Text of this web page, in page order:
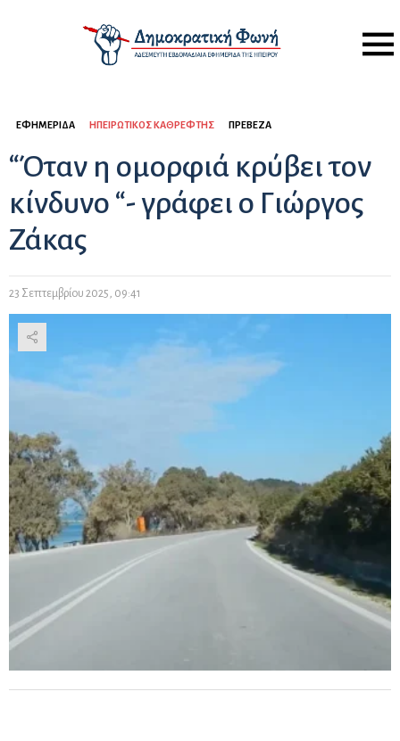
Menu
ΕΦΗΜΕΡΊΔΑ ΗΠΕΙΡΏΤΙΚΟΣ ΚΑΘΡΈΦΤΗΣ ΠΡΈΒΕΖΑ
“Όταν η ομορφιά κρύβει τον
κίνδυνο “- γράφει ο Γιώργος
Ζάκας
23 Σεπτεμβρίου 2025, 09:41